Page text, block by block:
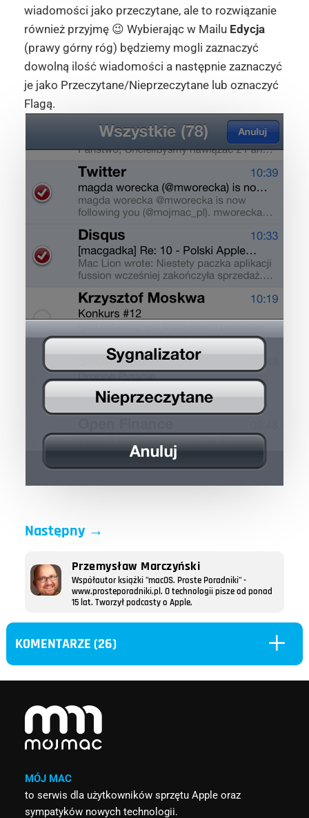
wiadomości jako przeczytane, ale to rozwiązanie
również przyjmę 😉 Wybierając w Mailu Edycja
(prawy górny róg) będziemy mogli zaznaczyć
dowolną ilość wiadomości a następnie zaznaczyć
je jako Przeczytane/Nieprzeczytane lub oznaczyć
Flagą.
Następny→
Przemysław Marczyński
Współautor książki "macOS. Proste Poradniki" -
www.prosteporadniki.pl. O technologii pisze od ponad
15 lat. Tworzył podcasty o Apple.
KOMENTARZE (26) L
MÓJ MAC
to serwis dla użytkowników sprzętu Apple oraz
sympatyków nowych technologii.